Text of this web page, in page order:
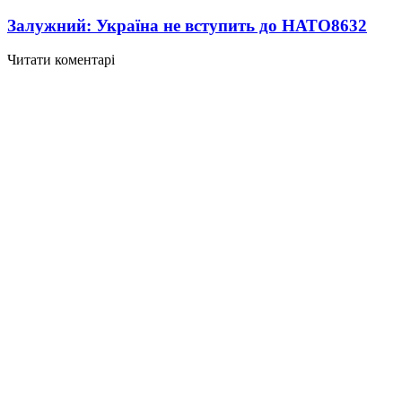
Залужний: Україна не вступить до НАТО8632
Читати коментарі